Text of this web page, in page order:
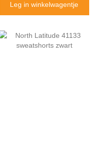
Leg in winkelwagentje